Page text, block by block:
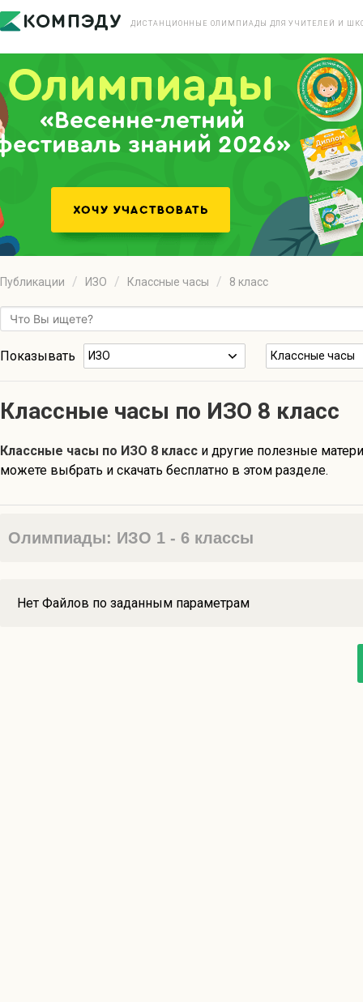
ДИСТАНЦИОННЫЕ ОЛИМПИАДЫ ДЛЯ УЧИТЕЛЕЙ И
«Весенне-летний
знаний 2026»
Публикации ИЗО Классные часы 8 класс
Показывать ИЗО Классные часы
Классные часы по ИЗО 8 класс
Классные часы по ИЗО 8 класс и другие полезные
можете выбрать и скачать бесплатно в этом разделе.
Олимпиады: ИЗО 1 - 6 классы
Нет Файлов по заданным параметрам